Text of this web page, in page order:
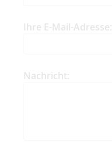
Ihre E-Mail-Adresse:
Nachricht: